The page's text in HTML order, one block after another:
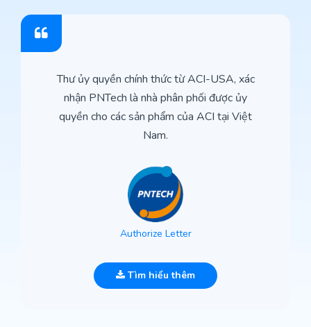
Thư ủy quyền chính thức từ ACI-USA, xác
nhận PNTech là nhà phân phối được ủy
quyền cho các sản phẩm của ACI tại Việt
Nam.
Authorize Letter
Tìm hiểu thêm